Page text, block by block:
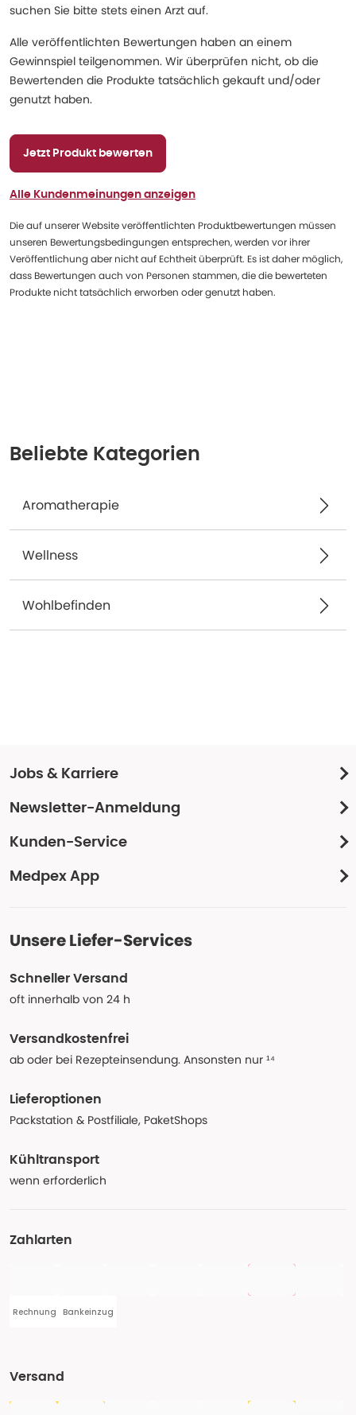
suchen Sie bitte stets einen Arzt auf.
Alle veröffentlichten Bewertungen haben an einem
Gewinnspiel teilgenommen. Wir überprüfen nicht, ob die
Bewertenden die Produkte tatsächlich gekauft und/oder
genutzt haben.
Jetzt Produkt bewerten
Alle Kundenmeinungen anzeigen
Die auf unserer Website veröffentlichten Produktbewertungen müssen
unseren Bewertungsbedingungen entsprechen, werden vor ihrer
Veröffentlichung aber nicht auf Echtheit überprüft. Es ist daher möglich,
dass Bewertungen auch von Personen stammen, die die bewerteten
Produkte nicht tatsächlich erworben oder genutzt haben.
Beliebte Kategorien
Aromatherapie
Wellness
Wohlbefinden
Jobs & Karriere
Newsletter-Anmeldung
Kunden-Service
Medpex App
Unsere Liefer-Services
Schneller Versand
oft innerhalb von 24 h
Versandkostenfrei
ab oder bei Rezepteinsendung. Ansonsten nur ¹⁴
Lieferoptionen
Packstation & Postfiliale, PaketShops
Kühltransport
wenn erforderlich
Zahlarten
Rechnung Bankeinzug
Versand